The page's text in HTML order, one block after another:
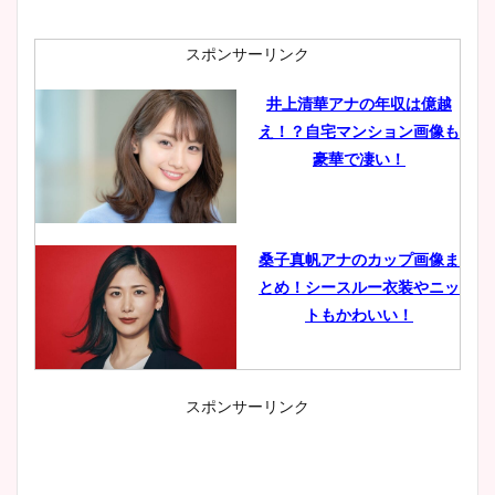
スポンサーリンク
井上清華アナの年収は億越
え！？自宅マンション画像も
豪華で凄い！
桑子真帆アナのカップ画像ま
とめ！シースルー衣装やニッ
トもかわいい！
小室瑛莉子のカップ画像まと
スポンサーリンク